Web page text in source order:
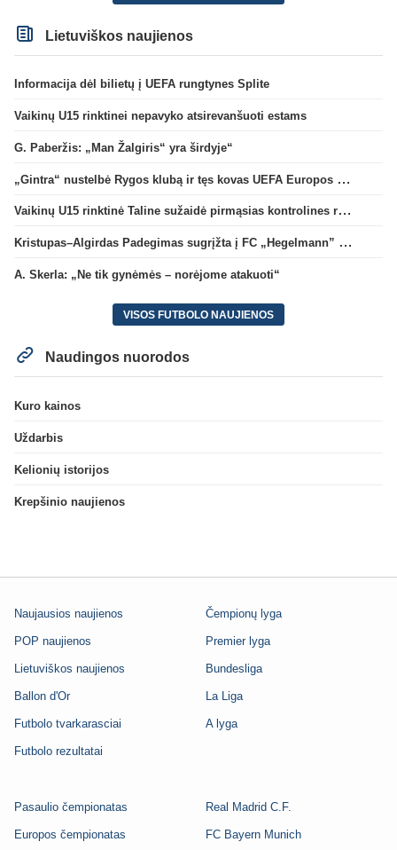
Lietuviškos naujienos
Informacija dėl bilietų į UEFA rungtynes Splite
Vaikinų U15 rinktinei nepavyko atsirevanšuoti estams
G. Paberžis: „Man Žalgiris“ yra širdyje“
„Gintra“ nustelbė Rygos klubą ir tęs kovas UEFA Europos taurės atrankoje
Vaikinų U15 rinktinė Taline sužaidė pirmąsias kontrolines rungtynes
Kristupas–Algirdas Padegimas sugrįžta į FC „Hegelmann” B sudėtį
A. Skerla: „Ne tik gynėmės – norėjome atakuoti“
VISOS FUTBOLO NAUJIENOS
Naudingos nuorodos
Kuro kainos
Uždarbis
Kelionių istorijos
Krepšinio naujienos
Naujausios naujienos
POP naujienos
Lietuviškos naujienos
Ballon d'Or
Futbolo tvarkarasciai
Futbolo rezultatai
Čempionų lyga
Premier lyga
Bundesliga
La Liga
A lyga
Pasaulio čempionatas
Europos čempionatas
Real Madrid C.F.
FC Bayern Munich